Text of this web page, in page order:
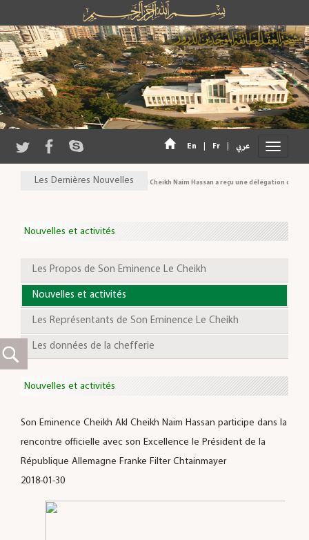
En Fr عربي
Les Dernières Nouvelles
Son Eminence Cheikh Akl Cheikh Naim Hassan a reçu une délégation du
Nouvelles et activités
Les Propos de Son Eminence Le Cheikh
Nouvelles et activités
Les Représentants de Son Eminence Le Cheikh
Les données de la chefferie
Nouvelles et activités
Son Eminence Cheikh Akl Cheikh Naim Hassan participe dans la
rencontre officielle avec son Excellence le Président de la
République Allemagne Franke Filter Chtainmayer
2018-01-30